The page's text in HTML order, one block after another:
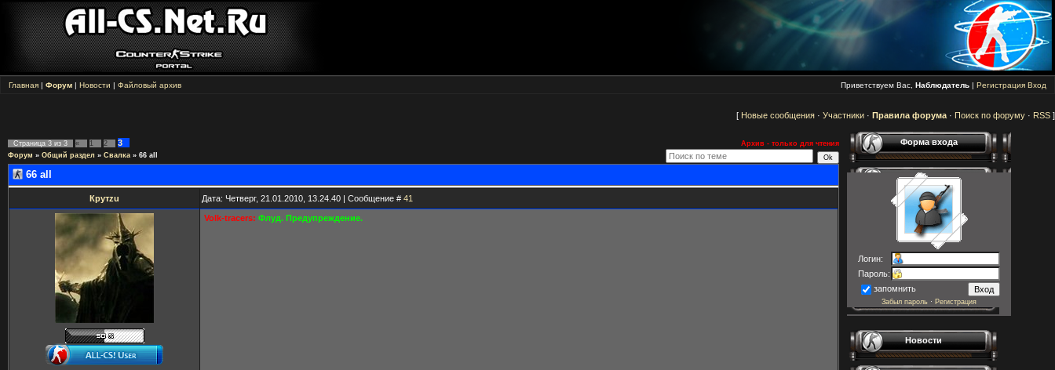
Главная | Форум | Новости | Файловый архив Приветствуем Вас, Наблюдатель | Регистрация Вход
[ Новые сообщения · Участники · Правила форума · Поиск по форуму · RSS ]
Страница 3 из 3 « 1 2 3
Архив - только для чтения
Форум » Общий раздел » Свалка » 66 all
66 all
Крутzu Дата: Четверг, 21.01.2010, 13.24.40 | Сообщение # 41
Volk-tracers: Флуд. Предупреждение.
Форма входа
Логин:
Пароль:
запомнить
Забыл пароль · Регистрация
Новости